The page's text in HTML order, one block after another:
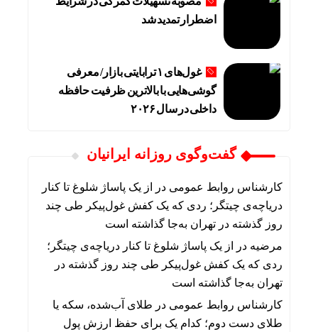
اضطرار تمدید شد
غول‌های ۱ ترابایتی بازار/ معرفی
گوشی‌هایی با بالاترین ظرفیت حافظه
داخلی در سال ۲۰۲۶
گفت‌وگوی روزانه ایرانیان
کارشناس روابط عمومی در
از یک پاساژ شلوغ تا کنار
دریاچه‌ی چیتگر؛ ردی که یک کفش غول‌پیکر طی چند
روز گذشته در تهران به‌جا گذاشته است
مرضیه در
از یک پاساژ شلوغ تا کنار دریاچه‌ی چیتگر؛
ردی که یک کفش غول‌پیکر طی چند روز گذشته در
تهران به‌جا گذاشته است
کارشناس روابط عمومی در طلای آب‌شده، سکه یا
طلای دست دوم؛ کدام یک برای حفظ ارزش پول